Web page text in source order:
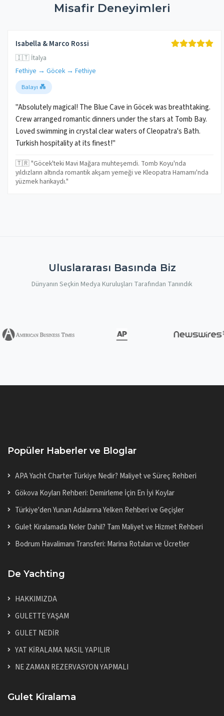
Misafir Deneyimleri
Isabella & Marco Rossi
🇮🇹 İtalya
Fethiye → Göcek → Fethiye
Balayı 💑
"Absolutely magical! The Blue Cave in Göcek was breathtaking.
Crew arranged romantic dinners under the stars at Tomb Bay.
Loved swimming in crystal clear waters of Cleopatra's Bath.
Turkish hospitality at its finest!"
🇹🇷 "Göcek'teki Mavi Mağara muhteşemdi. Tomb Koyu'nda
yıldızların altında romantik akşam yemeği ve Kleopatra Hamamı'nda
yüzmek harikaydı."
Uluslararası Basında Biz
Dünyanın Seçkin Medya Kuruluşları Tarafından Tanındık
Popüler Haberler ve Bloglar
APA Yacht Charter Türkiye Nedir? Maliyet ve Süreç Rehberi
Gökova Koyları Rehberi: Demirleme İçin En İyi Koylar
Türkiye'den Yunan Adalarına Yelken Rehberi ve Geçişler
Gulet Kiralamada Neler Dahil? Tam Maliyet ve Hizmet Rehberi
Bodrum Havalimanı Transferi: Marina Rotaları ve Ücretler
De Yachting
HAKKIMIZDA
GULETTE YAŞAM
GULET NEDİR
YAT KİRALAMA NASIL YAPILIR
NE ZAMAN REZERVASYON YAPMALI
Gulet Kiralama